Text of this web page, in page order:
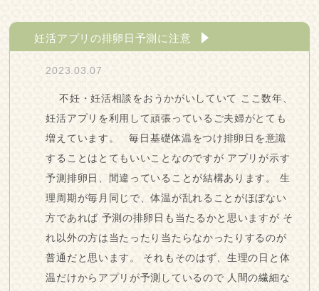
妊活アプリの排卵日予測に注意
2023.03.07
不妊・妊活相談をおうかがいしていて ここ数年、
妊活アプリを利用して頑張っているご夫婦がとても
増えています。 毎日基礎体温をつけ排卵日を意識
することはとてもいいことなのですが アプリが示す
予測排卵日、間違っていることが結構あります。 生
理周期が毎月同じで、体温が乱れることがほぼない
方であれば 予測の排卵日も当たるかと思いますが そ
れ以外の方は当たったり当たらなかったりするのが
普通だと思います。 それもそのはず、生理の日と体
温だけからアプリが予測しているので 人間の繊細な